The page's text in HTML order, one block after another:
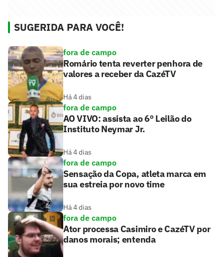
SUGERIDA PARA VOCÊ!
fora de campo
Romário tenta reverter penhora de
valores a receber da CazéTV
Há 4 dias
fora de campo
AO VIVO: assista ao 6º Leilão do
Instituto Neymar Jr.
Há 4 dias
fora de campo
Sensação da Copa, atleta marca em
sua estreia por novo time
Há 4 dias
fora de campo
Ator processa Casimiro e CazéTV por
danos morais; entenda